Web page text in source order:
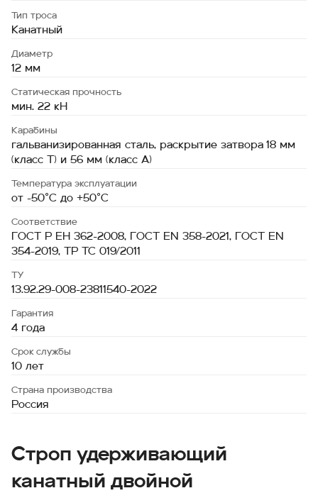
Тип троса
Канатный
Диаметр
12 мм
Статическая прочность
мин. 22 кН
Карабины
гальванизированная сталь, раскрытие затвора 18 мм
(класс Т) и 56 мм (класс А)
Температура эксплуатации
от -50˚С до +50˚С
Соответствие
ГОСТ Р ЕН 362-2008, ГОСТ EN 358-2021, ГОСТ EN
354-2019, ТР ТС 019/2011
ТУ
13.92.29-008-23811540-2022
Гарантия
4 года
Срок службы
10 лет
Страна производства
Россия
Строп удерживающий
канатный двойной